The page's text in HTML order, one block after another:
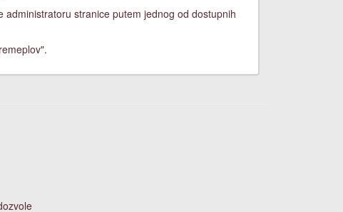
stranice putem jednog od dostupnih